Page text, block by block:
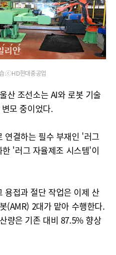
.ⓒHD현대중공업
산 조선소는 AI와 로봇 기술
모 중이었다.
연결하는 필수 부재인 '러그
'러그 자율제조 시스템'이
용접과 절단 작업은 이제 산
(AMR) 2대가 맡아 수행한다.
량은 기존 대비 87.5% 향상